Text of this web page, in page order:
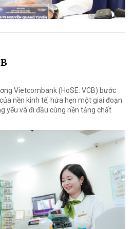
Vietcombank (HoSE: VCB) bước
nền kinh tế, hứa hẹn một giai đoạn
yếu và đi đầu cùng nền tảng chất